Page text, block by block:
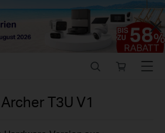
Close
store
Menu
Archer T3U V1